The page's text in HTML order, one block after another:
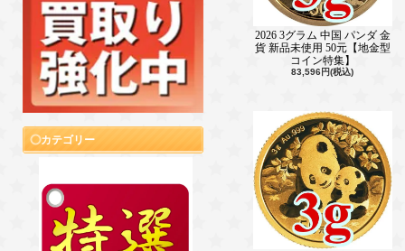
カテゴリー
2026 3グラム 中国 パンダ 金
貨 新品未使用 50元【地金型
コイン特集】
83,596円(税込)